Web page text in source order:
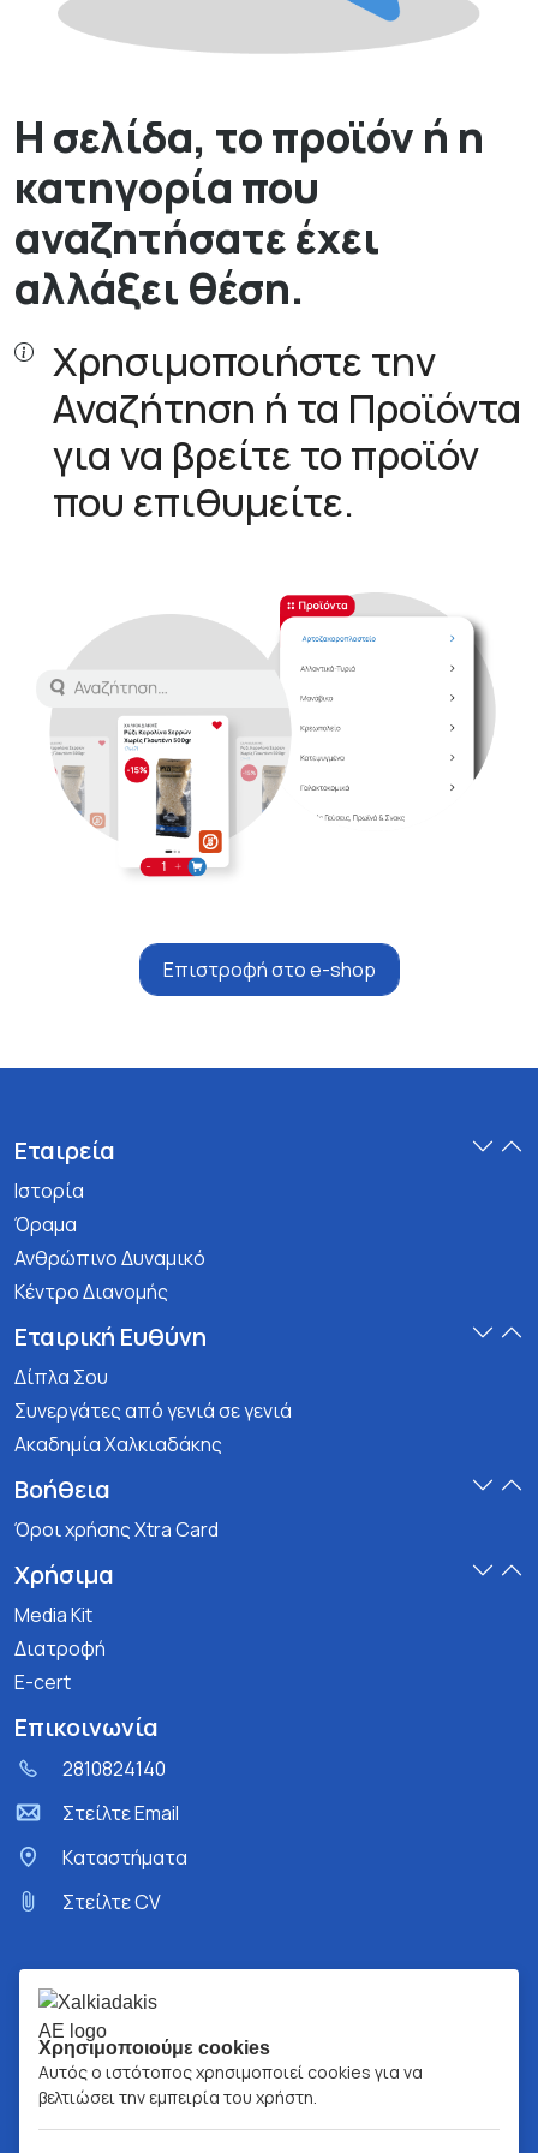
Η σελίδα, το προϊόν ή η
κατηγορία που
αναζητήσατε έχει
αλλάξει θέση.
Χρησιμοποιήστε την
Αναζήτηση ή τα Προϊόντα
για να βρείτε το προϊόν
που επιθυμείτε.
Επιστροφή στο e-shop
Εταιρεία
Ιστορία
Όραμα
Ανθρώπινο Δυναμικό
Κέντρο Διανομής
Εταιρική Ευθύνη
Δίπλα Σου
Συνεργάτες από γενιά σε γενιά
Ακαδημία Χαλκιαδάκης
Βοήθεια
Όροι χρήσης Xtra Card
Χρήσιμα
Media Kit
Διατροφή
E-cert
Επικοινωνία
2810824140
Στείλτε Email
Kαταστήματα
Στείλτε CV
Χρησιμοποιούμε cookies
Αυτός ο ιστότοπος χρησιμοποιεί cookies για να
βελτιώσει την εμπειρία του χρήστη.